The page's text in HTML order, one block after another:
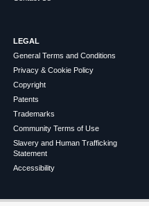
LEGAL
General Terms and Conditions
Privacy & Cookie Policy
Copyright
Patents
Trademarks
Community Terms of Use
Slavery and Human Trafficking
Statement
Accessibility